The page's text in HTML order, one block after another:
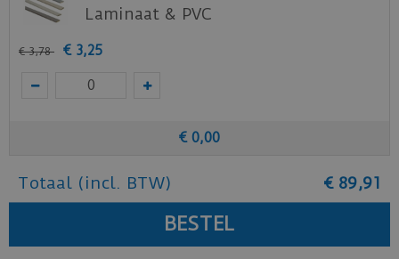
Laminaat & PVC
€ 3,78 € 3,25
€ 0,00
Totaal (incl. BTW) € 89,91